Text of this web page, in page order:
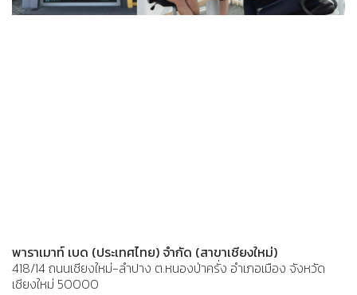
พาราเมาท์ เบด (ประเทศไทย) จำกัด (สาขาเชียงใหม่)
418/14 ถนนเชียงใหม่-ลำปาง ต.หนองป่าครั่ง อำเภอเมือง จังหวัด
เชียงใหม่ 50000